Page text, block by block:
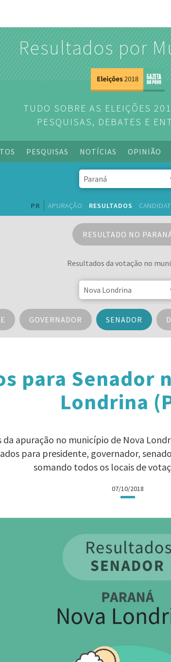
Resultados por
TUDO SOBRE AS ELEIÇÕES
PESQUISAS, DEBATES E
PESQUISAS NOTÍCIAS OPINIÃO
PR APURAÇÃO RESULTADOS
RESULTADO NO
Resultados da votação no
GOVERNADOR SENADOR
para Senador
Londrina
apuração no município de Nova
para presidente, governador,
somando todos os locais de
07/10/2018